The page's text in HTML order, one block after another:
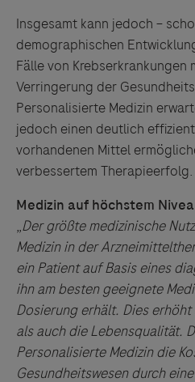
Insgesamt kann jedoch –
demographischen
Fälle von Krebserkrankungen
Verringerung der
Personalisierte Medizin
jedoch einen deutlich
vorhandenen Mittel
verbessertem Therapieerfolg.
Medizin auf höchstem
„Der größte medizinische
Medizin in der
ein Patient auf Basis eines
ihn am besten geeignete
Dosierung erhält. Dies
als auch die Lebensqualität.
Personalisierte Medizin die
Gesundheitswesen durch